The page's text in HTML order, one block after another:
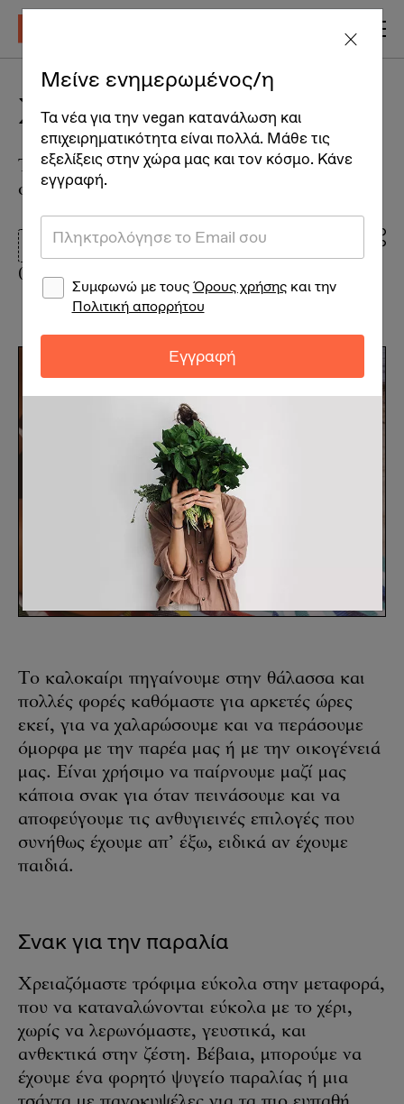
Σνακ για την παραλία
Τί να πάρεις μαζί σου στην παραλία για να
φας κάτι σούπερ υγιεινό;
Vegan Διατροφή + Υγεία
03/08/2023
Το καλοκαίρι πηγαίνουμε στην θάλασσα και
πολλές φορές καθόμαστε για αρκετές ώρες
εκεί, για να χαλαρώσουμε και να περάσουμε
όμορφα με την παρέα μας ή με την οικογένειά
μας. Είναι χρήσιμο να παίρνουμε μαζί μας
κάποια σνακ για όταν πεινάσουμε και να
αποφεύγουμε τις ανθυγιεινές επιλογές που
συνήθως έχουμε απ’ έξω, ειδικά αν έχουμε
παιδιά.
Σνακ για την παραλία
Χρειαζόμαστε τρόφιμα εύκολα στην μεταφορά,
που να καταναλώνονται εύκολα με το χέρι,
χωρίς να λερωνόμαστε, γευστικά, και
ανθεκτικά στην ζέστη. Βέβαια, μπορούμε να
έχουμε ένα φορητό ψυγείο παραλίας ή μια
Μείνε ενημερωμένος/η
Τα νέα για την vegan κατανάλωση και
επιχειρηματικότητα είναι πολλά. Μάθε τις
εξελίξεις στην χώρα μας και τον κόσμο. Κάνε
εγγραφή.
Συμφωνώ με τουςΌρους χρήσηςκαι την
Πολιτική απορρήτου
Εγγραφή